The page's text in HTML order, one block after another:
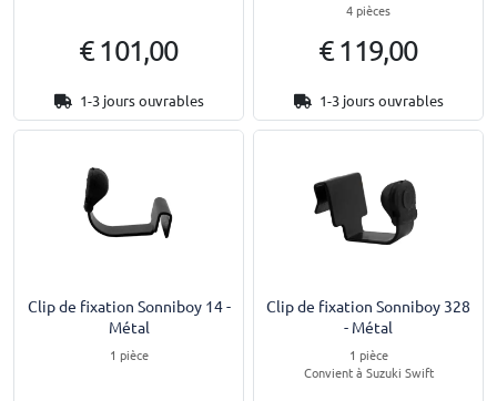
€ 101,00
1-3 jours ouvrables
4 pièces
€ 119,00
1-3 jours ouvrables
Clip de fixation Sonniboy 14 -
Métal
1 pièce
Clip de fixation Sonniboy 328
- Métal
1 pièce
Convient à Suzuki Swift